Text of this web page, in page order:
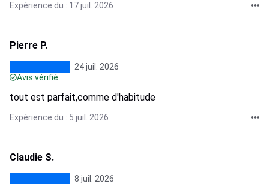
Expérience du : 17 juil. 2026
Pierre P.
24 juil. 2026
Avis vérifié
tout est parfait,comme d'habitude
Expérience du : 5 juil. 2026
Claudie S.
8 juil. 2026